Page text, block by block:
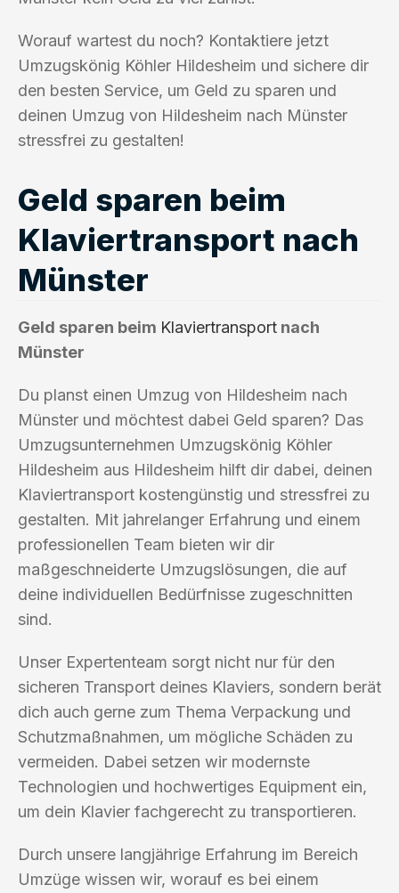
Worauf wartest du noch? Kontaktiere jetzt
Umzugskönig Köhler Hildesheim und sichere dir
den besten Service, um Geld zu sparen und
deinen Umzug von Hildesheim nach Münster
stressfrei zu gestalten!
Geld sparen beim
Klaviertransport nach
Münster
Geld sparen beim Klaviertransport nach
Münster
Du planst einen Umzug von Hildesheim nach
Münster und möchtest dabei Geld sparen? Das
Umzugsunternehmen Umzugskönig Köhler
Hildesheim aus Hildesheim hilft dir dabei, deinen
Klaviertransport kostengünstig und stressfrei zu
gestalten. Mit jahrelanger Erfahrung und einem
professionellen Team bieten wir dir
maßgeschneiderte Umzugslösungen, die auf
deine individuellen Bedürfnisse zugeschnitten
sind.
Unser Expertenteam sorgt nicht nur für den
sicheren Transport deines Klaviers, sondern berät
dich auch gerne zum Thema Verpackung und
Schutzmaßnahmen, um mögliche Schäden zu
vermeiden. Dabei setzen wir modernste
Technologien und hochwertiges Equipment ein,
um dein Klavier fachgerecht zu transportieren.
Durch unsere langjährige Erfahrung im Bereich
Umzüge wissen wir, worauf es bei einem